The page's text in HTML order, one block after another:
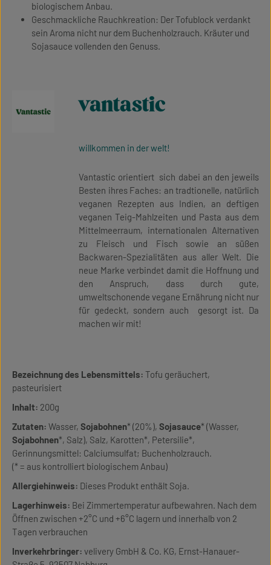
biologischem Anbau.
Geschmackliche Rauchkreation: Der Tofublock verdankt
sein Aroma nicht nur dem Buchenholzrauch. Kräuter und
Sojasauce vollenden den Genuss.
vantastic
willkommen in der welt!
Vantastic orientiert sich dabei an den jeweils
Besten ihres Faches: an tradtionelle, natürlich
veganen Rezepten aus Indien, an deftigen
veganen Teig-Mahlzeiten und Pasta aus dem
Mittelmeerraum, internationalen Alternativen
zu Fleisch und Fisch sowie an süßen
Backwaren-Spezialitäten aus aller Welt. Die
neue Marke verbindet damit die Hoffnung und
den Anspruch, dass durch gute,
umweltschonende vegane Ernährung nicht nur
für gedeckt, sondern auch gesorgt ist. Da
machen wir mit!
Bezeichnung des Lebensmittels: Tofu geräuchert,
pasteurisiert
Inhalt: 200g
Zutaten: Wasser, Sojabohnen* (20%), Sojasauce* (Wasser,
Sojabohnen*, Salz), Salz, Karotten*, Petersilie*,
Gerinnungsmittel: Calciumsulfat; Buchenholzrauch.
(* = aus kontrolliert biologischem Anbau)
Allergiehinweis: Dieses Produkt enthält Soja.
Lagerhinweis: Bei Zimmertemperatur aufbewahren. Nach dem
Öffnen zwischen +2°C und +6°C lagern und innerhalb von 2
Tagen verbrauchen
Inverkehrbringer: velivery GmbH & Co. KG, Ernst-Hanauer-